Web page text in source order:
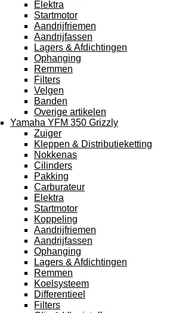
Elektra
Startmotor
Aandrijfriemen
Aandrijfassen
Lagers & Afdichtingen
Ophanging
Remmen
Filters
Velgen
Banden
Overige artikelen
Yamaha YFM 350 Grizzly
Zuiger
Kleppen & Distributieketting
Nokkenas
Cilinders
Pakking
Carburateur
Elektra
Startmotor
Koppeling
Aandrijfriemen
Aandrijfassen
Ophanging
Lagers & Afdichtingen
Remmen
Koelsysteem
Differentieel
Filters